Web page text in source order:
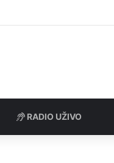
inspekcijska nadzora
RADIO UŽIVO